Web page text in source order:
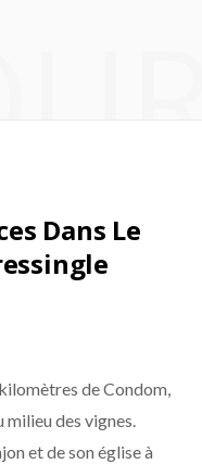
g
Dans Le
de Condom,
milieu des vignes.
et de son église à